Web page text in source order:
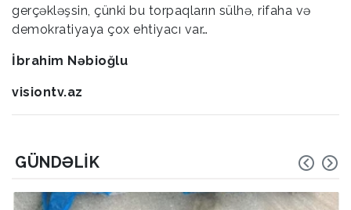
gerçəkləşsin, çünki bu torpaqların sülhə, rifaha və
demokratiyaya çox ehtiyacı var…
İbrahim Nəbioğlu
visiontv.az
GÜNDƏLIK